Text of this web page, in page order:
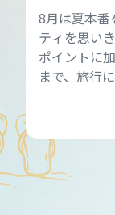
8月は夏本番
ティを思い
ポイントに
まで、旅行